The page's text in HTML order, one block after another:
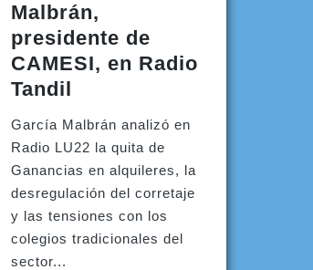
Malbrán,
presidente de
CAMESI, en Radio
Tandil
García Malbrán analizó en
Radio LU22 la quita de
Ganancias en alquileres, la
desregulación del corretaje
y las tensiones con los
colegios tradicionales del
sector...